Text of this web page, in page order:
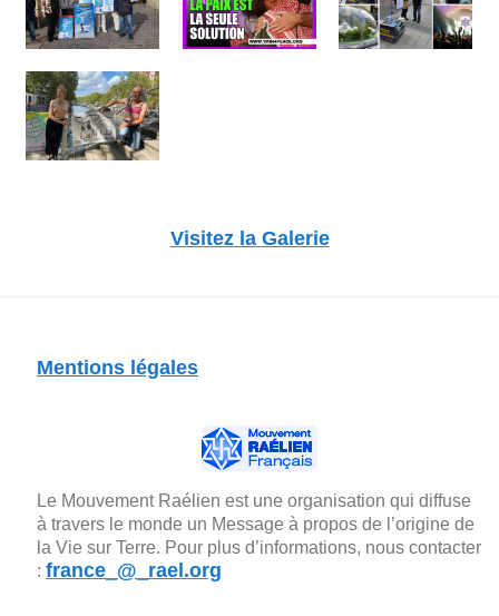
Visitez la Galerie
Mentions légales
Le Mouvement Raélien est une organisation qui diffuse
à travers le monde un Message à propos de l’origine de
la Vie sur Terre. Pour plus d’informations, nous contacter
: france_@_rael.org